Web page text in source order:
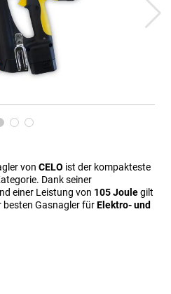
von CELO ist der kompakteste
Dank seiner
einer Leistung von 105 Joulegilt
besten Gasnagler fürElektro- und